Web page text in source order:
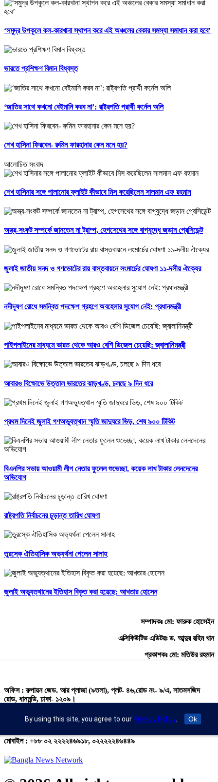
‘সমুদ্র উপকূলে কল-কারখানা স্থাপন করে এই অঞ্চলের বেকার সমস্যা সমাধান করা হবে’
ভারতে প্রশিক্ষণ বিমান বিধ্বস্ত
‘জাতির সাথে কখনো বেইমানি করব না’: রাষ্ট্রপতি প্রার্থী কর্নেল অলি
শেখ হাসিনা ফিরবেন- রুমিন ফারহানার কেন মনে হয়?
আলোচিত সংবাদ
শেখ হাসিনার সঙ্গে পালানোর ফ্লাইট কীভাবে মিস করেছিলেন সালমান এফ রহমান
অস্ত্র-সংকট সম্পর্কে জানতেন না ট্রাম্প, হেগসেথের সঙ্গে বাগ্‌যুদ্ধে জড়ান প্রেসিডেন্ট
জুলাই জাতীয় সনদ ও গণভোটের রায় বাস্তবায়নে লংমার্চের ঘোষণা ১১-দলীয় ঐক্যের
নদীদূষণ রোধে সমন্বিত পদক্ষেপ গ্রহণে অবহেলার সুযোগ নেই: প্রধানমন্ত্রী
পাইপলাইনের মাধ্যমে ভারত থেকে আরও বেশি ডিজেল চেয়েছি: জ্বালানিমন্ত্রী
আবারও বিক্ষোভে উত্তাল ভারতের ঝাড়খণ্ড, চলছে ৯ দিন ধরে
প্রথম দিনেই জুলাই গণঅভ্যুত্থান স্মৃতি জাদুঘরে ভিড়, শেষ ৯০০ টিকিট
বিএনপির সভায় আওয়ামী লীগ নেতার ফুলেল শুভেচ্ছা, কয়েক লাখ টাকার লেনদেনের
অভিযোগ
রাষ্ট্রপতি নির্বাচনের চূড়ান্ত তারিখ ঘোষণা
তুরস্কে ঐতিহাসিক অভ্যর্থনা পেলেন সালাহ
জুলাই অভ্যুত্থানের ইতিহাস বিকৃত করা হয়েছে: আখতার হোসেন
সম্পাদকঃ মো: ফারুক হোসেইন
এক্সিকিউটিভ এডিটরঃ ড. আব্দুর রহিম খান
প্রকাশকঃ মো: মতিউর রহমান
অফিস : রুপায়ন জেড. আর প্লাজা (৯তলা), প্লট- ৪৬,রোড নং- ৯/এ, সাতমসজিদ
রোড, ধানমন্ডি, ঢাকা- ১২০৯।
ইমেইল : info@banglann.com.bd,
banglanewsnetwork@gmail.com
মোবাইল : +৮৮ ০২ ২২২২৪৬৯১৮, ০২২২২২৪৬৪৪৯
By using this site, you agree to our Privacy Policy. Ok